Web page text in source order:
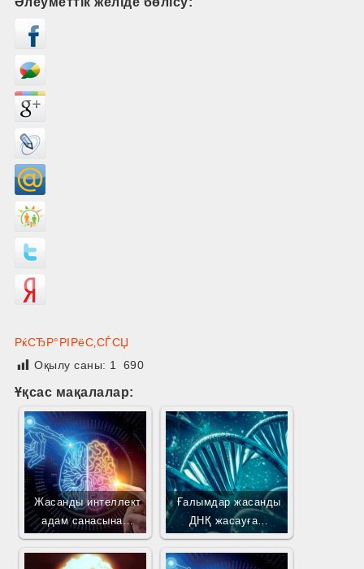
РќСЂР°РІРёС‚СЃСЏ
Оқылу саны: 1 690
Ұқсас мақалалар:
Жасанды интеллект
адам санасына…
Ғалымдар жасанды
ДНҚ жасауға…